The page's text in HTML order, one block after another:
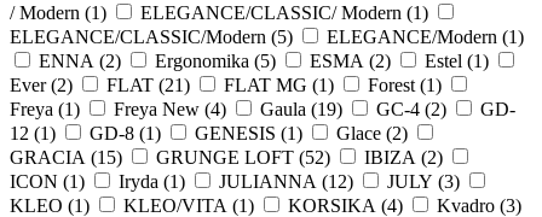
/ Modern (1) ELEGANCE/CLASSIC/ Modern (1)
ELEGANCE/CLASSIC/Modern (5) ELEGANCE/Modern (1)
ENNA (2) Ergonomika (5) ESMA (2) Estel (1)
Ever (2) FLAT (21) FLAT MG (1) Forest (1)
Freya (1) Freya New (4) Gaula (19) GC-4 (2)
GD-
12 (1) GD-8 (1) GENESIS (1) Glace (2)
GRACIA (15) GRUNGE LOFT (52) IBIZA (2)
ICON (1) Iryda (1) JULIANNA (12) JULY (3)
KLEO (1) KLEO/VITA (1) KORSIKA (4) Kvadro (3)